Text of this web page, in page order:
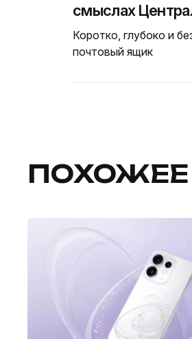
смыслах
Коротко, глубоко и
почтовый ящик
ПОХОЖЕЕ